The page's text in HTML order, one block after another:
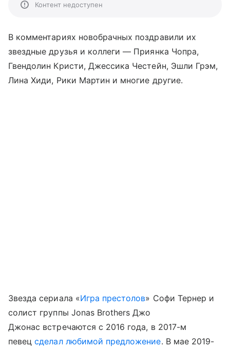
Контент недоступен
В комментариях новобрачных поздравили их
звездные друзья и коллеги — Приянка Чопра,
Гвендолин Кристи, Джессика Честейн, Эшли Грэм,
Лина Хиди, Рики Мартин и многие другие.
Звезда сериала «Игра престолов» Софи Тернер и
солист группы Jonas Brothers Джо
Джонас встречаются с 2016 года, в 2017-м
певецсделал любимой предложение. В мае 2019-